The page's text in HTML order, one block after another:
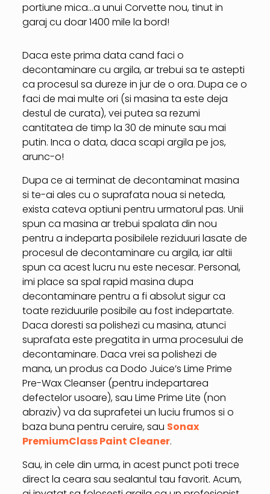
portiune mica…a unui Corvette nou, tinut in
garaj cu doar 1400 mile la bord!
Daca este prima data cand faci o
decontaminare cu argila, ar trebui sa te astepti
ca procesul sa dureze in jur de o ora. Dupa ce o
faci de mai multe ori (si masina ta este deja
destul de curata), vei putea sa rezumi
cantitatea de timp la 30 de minute sau mai
putin. Inca o data, daca scapi argila pe jos,
arunc-o!
Dupa ce ai terminat de decontaminat masina
si te-ai ales cu o suprafata noua si neteda,
exista cateva optiuni pentru urmatorul pas. Unii
spun ca masina ar trebui spalata din nou
pentru a indeparta posibilele reziduuri lasate de
procesul de decontaminare cu argila, iar altii
spun ca acest lucru nu este necesar. Personal,
imi place sa spal rapid masina dupa
decontaminare pentru a fi absolut sigur ca
toate reziduurile posibile au fost indepartate.
Daca doresti sa polishezi cu masina, atunci
suprafata este pregatita in urma procesului de
decontaminare. Daca vrei sa polishezi de
mana, un produs ca Dodo Juice’s Lime Prime
Pre-Wax Cleanser (pentru indepartarea
defectelor usoare), sau Lime Prime Lite (non
abraziv) va da suprafetei un luciu frumos si o
baza buna pentru ceruire, sau Sonax
PremiumClass Paint Cleaner.
Sau, in cele din urma, in acest punct poti trece
direct la ceara sau sealantul tau favorit. Acum,